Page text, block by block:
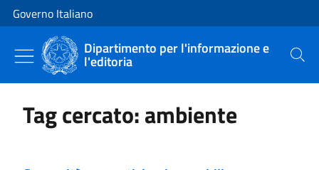
Vai al contenuto
Vai alla navigazione del sito
Governo Italiano
Dipartimento per l'informazione e
l'editoria Cerca
Tag cercato: ambiente